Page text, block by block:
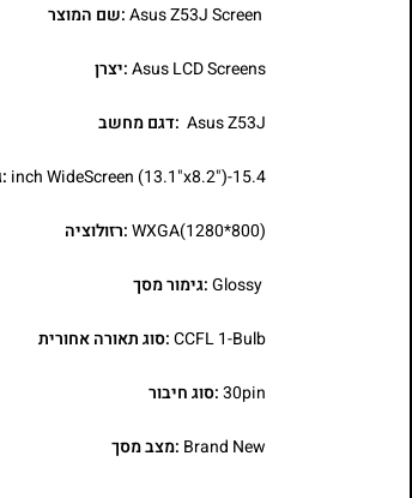
:שם המוצר
Asus LCD Screens:יצרן
Asus Z53J :דגם מחשב
15.4-inch WideScreen (13.1"x8.2")
WXGA(1280*800):רזולוציה
Glossy:גימור מסך
CCFL 1-Bulb:סוג תאורה אחורית
30pin:סוג חיבור
Brand New :מצב מסך